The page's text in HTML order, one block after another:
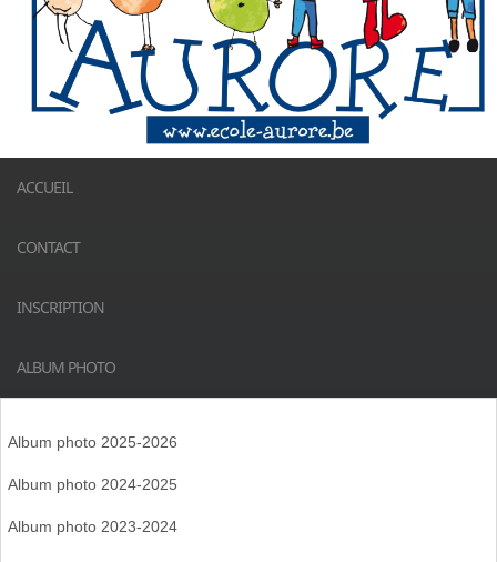
ACCUEIL
CONTACT
INSCRIPTION
ALBUM PHOTO
Album photo 2025-2026
Album photo 2024-2025
Album photo 2023-2024